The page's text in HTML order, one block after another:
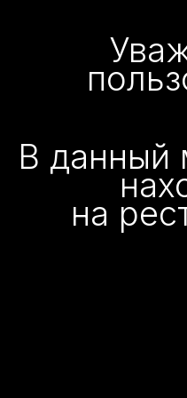
В данный
на